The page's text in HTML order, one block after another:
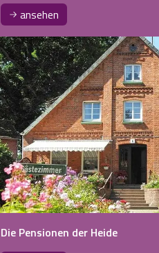
ansehen
Die Pensionen der Heide